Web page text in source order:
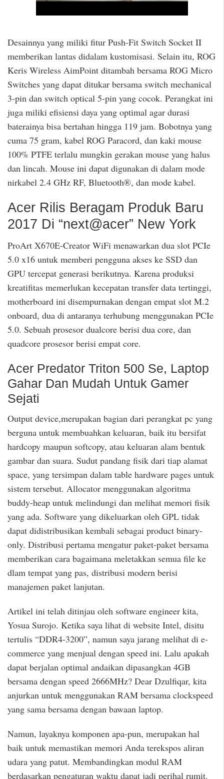
Desainnya yang miliki fitur Push-Fit Switch Socket II
memberikan lantas didalam kustomisasi. Selain itu, ROG
Keris Wireless AimPoint ditambah bersama ROG Micro
Switches yang dapat ditukar bersama switch mechanical
3-pin dan switch optical 5-pin yang cocok. Perangkat ini
juga miliki efisiensi daya yang optimal agar durasi
baterainya bisa bertahan hingga 119 jam. Bobotnya yang
cuma 75 gram, kabel ROG Paracord, dan kaki mouse
100% PTFE terlalu mungkin gerakan mouse yang halus
dan lincah. Mouse ini dapat digunakan di dalam mode
nirkabel 2.4 GHz RF, Bluetooth®, dan mode kabel.
Acer Rilis Beragam Produk Baru
2017 Di “next@acer” New York
ProArt X670E-Creator WiFi menawarkan dua slot PCIe
5.0 x16 untuk memberi pengguna akses ke SSD dan
GPU tercepat generasi berikutnya. Karena produksi
kreatifitas memerlukan kecepatan transfer data tertinggi,
motherboard ini disempurnakan dengan empat slot M.2
onboard, dua di antaranya terhubung menggunakan PCIe
5.0. Sebuah prosesor dualcore berisi dua core, dan
quadcore prosesor berisi empat core.
Acer Predator Triton 500 Se, Laptop
Gahar Dan Mudah Untuk Gamer
Sejati
Output device,merupakan bagian dari perangkat pc yang
berguna untuk membuahkan keluaran, baik itu bersifat
hardcopy maupun softcopy, atau keluaran alam bentuk
gambar dan suara. Sudut pandang fisik dari tiap alamat
space, yang tersimpan dalam table hardware pages untuk
sistem tersebut. Allocator menggunakan algoritma
buddy-heap untuk melindungi dan melihat memori fisik
yang ada. Software yang dikeluarkan oleh GPL tidak
dapat didistribusikan kembali sebagai product binary-
only. Distribusi pertama mengatur paket-paket bersama
memberikan cara bagaimana meletakkan semua file ke
dlam tempat yang pas, distribusi modern berisi
manajemen paket lanjutan.
Artikel ini telah ditinjau oleh software engineer kita,
Yosua Surojo. Ketika saya lihat di website Intel, disitu
tertulis “DDR4-3200”, namun saya jarang melihat di e-
commerce yang menjual dengan speed ini. Lalu apakah
dapat berjalan optimal andaikan dipasangkan 4GB
bersama dengan speed 2666MHz? Dear Dzulfiqar, kita
anjurkan untuk menggunakan RAM bersama clockspeed
yang sama bersama dengan bawaan laptop.
Namun, layaknya komponen apa-pun, merupakan hal
baik untuk memastikan memori Anda terekspos aliran
udara yang patut. Membandingkan modul RAM
berdasarkan pengaturan waktu dapat jadi perihal rumit.